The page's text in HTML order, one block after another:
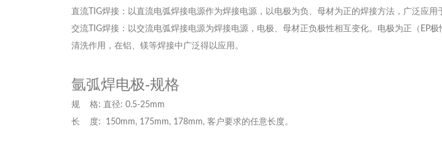
直流TIG焊接：以直流电弧焊接电源作为焊接电源，以电极为负、母材为正的焊接方法，广泛应用
交流TIG焊接：以交流电弧焊接电源为焊接电源，电极、母材正负极性相互变化。电极为正（EP
清洗作用，在铝、镁等焊接中广泛得以应用。
氩弧焊电极-规格
规 格: 直径: 0.5-25mm
长 度: 150mm, 175mm, 178mm, 客户要求的任意长度。